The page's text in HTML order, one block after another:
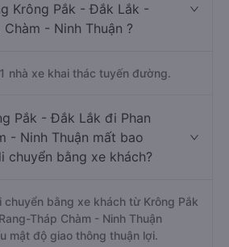
Krông Pắk - Đắk Lắk -
Chàm - Ninh Thuận ?
nhà xe khai thác tuyến đường.
Pắk - Đắk Lắk đi Phan
- Ninh Thuận mất bao
chuyển bằng xe khách?
chuyển bằng xe khách từ Krông Pắk
Tháp Chàm - Ninh Thuận
mật độ giao thông thuận lợi.